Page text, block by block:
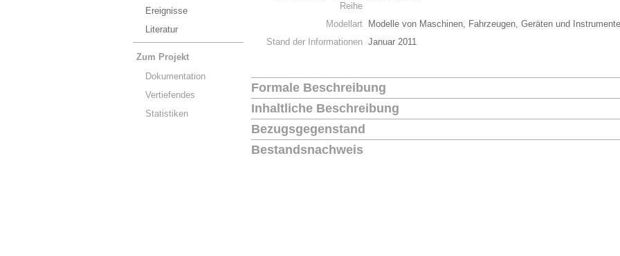
Ereignisse
Literatur
Zum Projekt
Dokumentation
Vertiefendes
Statistiken
Reihe
Modellart
Modelle von Maschinen, Fahrzeugen, Geräten und
Stand der Informationen Januar 2011
Formale Beschreibung
Inhaltliche Beschreibung
Bezugsgegenstand
Bestandsnachweis